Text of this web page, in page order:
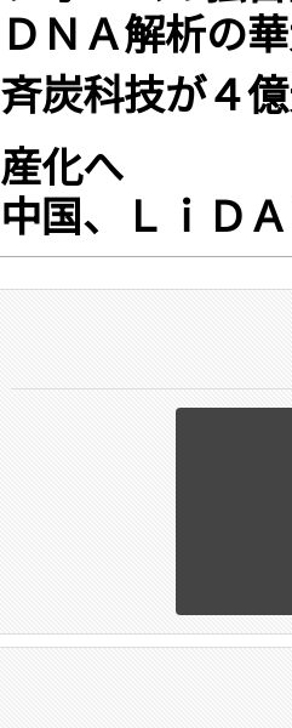
ＤＮＡ解析の
斉炭科技が４
産化へ
中国、ＬｉＤ